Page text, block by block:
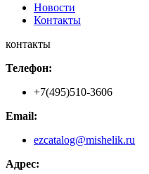
Новости
Контакты
контакты
Телефон:
+7(495)510-3606
Email:
ezcatalog@mishelik.ru
Адрес: